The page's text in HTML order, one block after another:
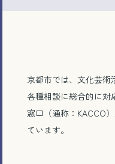
京都市では、文化芸術
各種相談に総合的に
窓口（通称：KACCO
ています。